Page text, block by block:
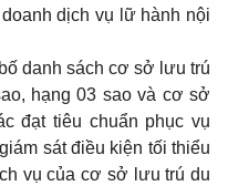
dịch vụ lữ hành nội
danh sách cơ sở lưu trú
hạng 03 sao và cơ sở
đạt tiêu chuẩn phục vụ
sát điều kiện tối thiểu
vụ của cơ sở lưu trú du